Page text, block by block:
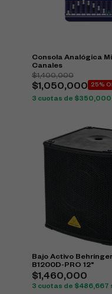
Consola Analógica
Canales
$1,400,000
$1,050,000 25%
3 cuotas de $350,000
Bajo Activo
B1200D-PRO 12"
$1,460,000
3 cuotas de $486,667